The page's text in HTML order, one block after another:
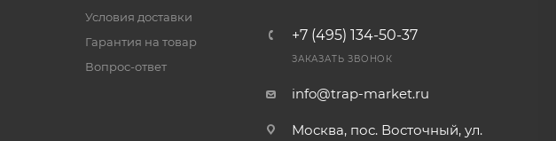
Условия доставки
Гарантия на товар
Вопрос-ответ
+7 (495) 134-50-37
ЗАКАЗАТЬ ЗВОНОК
info@trap-market.ru
Москва, пос. Восточный, ул.